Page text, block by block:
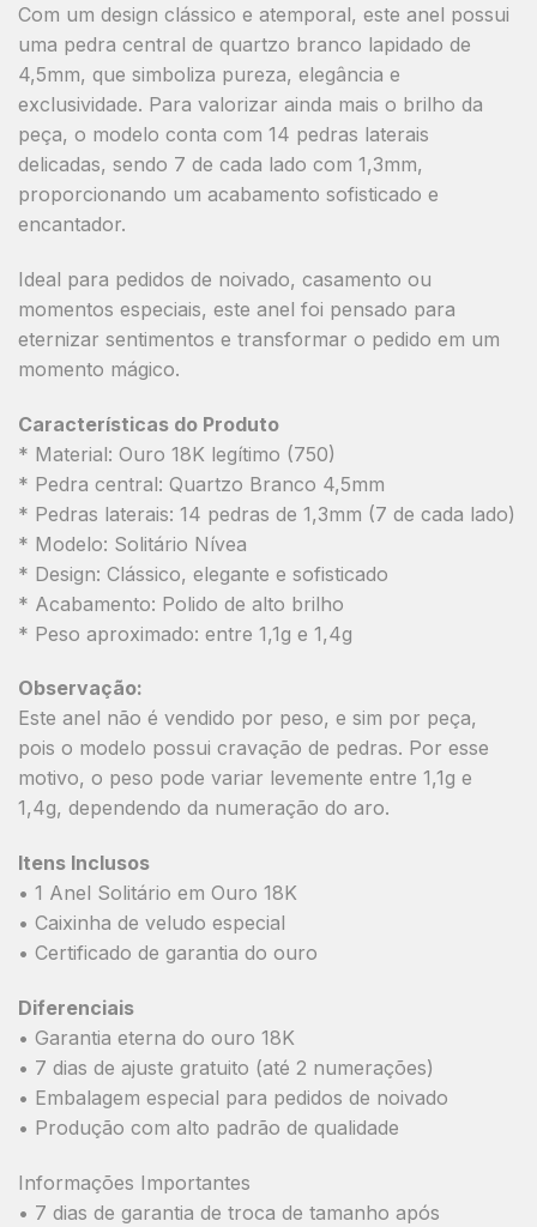
Com um design clássico e atemporal, este anel possui
uma pedra central de quartzo branco lapidado de
4,5mm, que simboliza pureza, elegância e
exclusividade. Para valorizar ainda mais o brilho da
peça, o modelo conta com 14 pedras laterais
delicadas, sendo 7 de cada lado com 1,3mm,
proporcionando um acabamento sofisticado e
encantador.
Ideal para pedidos de noivado, casamento ou
momentos especiais, este anel foi pensado para
eternizar sentimentos e transformar o pedido em um
momento mágico.
Características do Produto
* Material: Ouro 18K legítimo (750)
* Pedra central: Quartzo Branco 4,5mm
* Pedras laterais: 14 pedras de 1,3mm (7 de cada lado)
* Modelo: Solitário Nívea
* Design: Clássico, elegante e sofisticado
* Acabamento: Polido de alto brilho
* Peso aproximado: entre 1,1g e 1,4g
Observação:
Este anel não é vendido por peso, e sim por peça,
pois o modelo possui cravação de pedras. Por esse
motivo, o peso pode variar levemente entre 1,1g e
1,4g, dependendo da numeração do aro.
Itens Inclusos
• 1 Anel Solitário em Ouro 18K
• Caixinha de veludo especial
• Certificado de garantia do ouro
Diferenciais
• Garantia eterna do ouro 18K
• 7 dias de ajuste gratuito (até 2 numerações)
• Embalagem especial para pedidos de noivado
• Produção com alto padrão de qualidade
Informações Importantes
• 7 dias de garantia de troca de tamanho após